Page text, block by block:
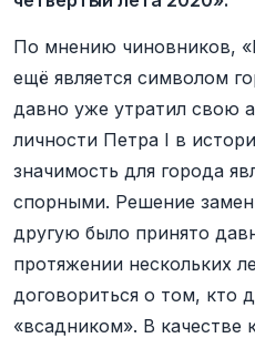
По мнению чиновников,
ещё является символом
давно уже утратил свою
личности Петра I в
значимость для города
спорными. Решение
другую было принято
протяжении нескольких
договориться о том, кто
«всадником». В качестве